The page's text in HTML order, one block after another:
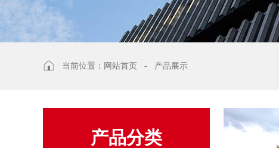
当前位置： 网站首页 - 产品展示
产品分类